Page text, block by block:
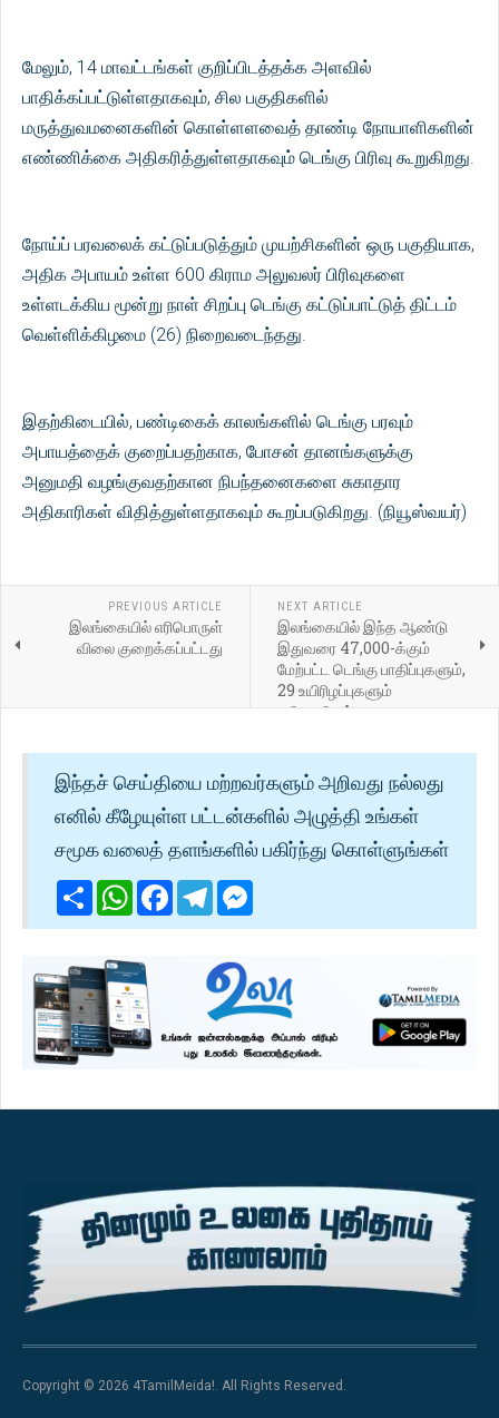
மேலும், 14 மாவட்டங்கள் குறிப்பிடத்தக்க அளவில்
பாதிக்கப்பட்டுள்ளதாகவும், சில பகுதிகளில்
மருத்துவமனைகளின் கொள்ளளவைத் தாண்டி நோயாளிகளின்
எண்ணிக்கை அதிகரித்துள்ளதாகவும் டெங்கு பிரிவு கூறுகிறது.
நோய்ப் பரவலைக் கட்டுப்படுத்தும் முயற்சிகளின் ஒரு பகுதியாக,
அதிக அபாயம் உள்ள 600 கிராம அலுவலர் பிரிவுகளை
உள்ளடக்கிய மூன்று நாள் சிறப்பு டெங்கு கட்டுப்பாட்டுத் திட்டம்
வெள்ளிக்கிழமை (26) நிறைவடைந்தது.
இதற்கிடையில், பண்டிகைக் காலங்களில் டெங்கு பரவும்
அபாயத்தைக் குறைப்பதற்காக, போசன் தானங்களுக்கு
அனுமதி வழங்குவதற்கான நிபந்தனைகளை சுகாதார
அதிகாரிகள் விதித்துள்ளதாகவும் கூறப்படுகிறது. (நியூஸ்வயர்)
PREVIOUS ARTICLE
இலங்கையில் எரிபொருள்
விலை குறைக்கப்பட்டது
NEXT ARTICLE
இலங்கையில் இந்த ஆண்டு
இதுவரை 47,000-க்கும்
மேற்பட்ட டெங்கு பாதிப்புகளும்,
29 உயிரிழப்புகளும்
பதிவாகியுள்ளன
இந்தச் செய்தியை மற்றவர்களும் அறிவது நல்லது
எனில் கீழேயுள்ள பட்டன்களில் அழுத்தி உங்கள்
சமூக வலைத் தளங்களில் பகிர்ந்து கொள்ளுங்கள்
ShareWhatsApp
Facebook
Telegram
Copyright © 2026 4TamilMeida!. All Rights Reserved.